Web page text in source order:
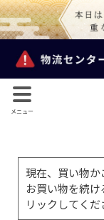
メニュー
現在、買い物か
お買い物を続
リックしてくだ